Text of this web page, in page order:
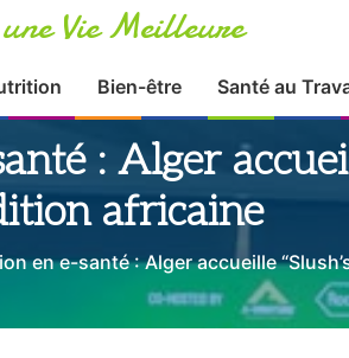
Vie Meilleure
Bien-être Santé au
: Alger
africaine
en e-santé : Alger accueille